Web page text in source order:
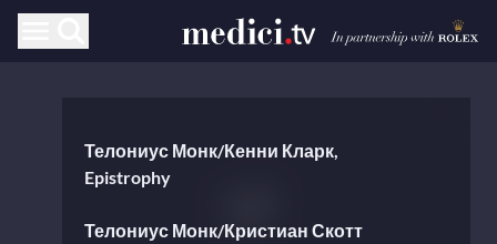
Телониус Монк/Кенни Кларк,
Epistrophy
Телониус Монк/Кристиан Скотт